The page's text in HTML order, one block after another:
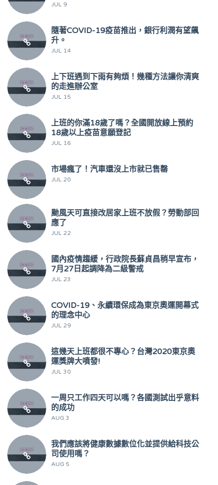
JUL 9
隨著COVID-19疫苗推出，銀行利潤有望飆
升。
JUL 14
上下班遇到下雨有夠煩！幾種方法讓你清爽
的走進辦公室
JUL 15
上班的你滿18歲了嗎？全國開放線上預約
18歲以上疫苗意願登記
JUL 16
市場瘋了！汽車還沒上市就已售罄
JUL 20
颱風天可直接改居家上班不放假？勞動部回
應了
JUL 22
國內疫情趨緩，行政院長蘇貞昌稍早宣布，
7月27日起調降為二級警戒
JUL 23
COVID-19、永續環保成為東京奧運開幕式
的理念中心
JUL 29
這幾天上班都很不專心？台灣2020東京奧
運獎牌大噴發!
JUL 30
一周只工作四天可以嗎？各國測試出乎意料
的成功
AUG 3
我們應該將健康數據數位化並提供給科技公
司使用嗎？
AUG 5